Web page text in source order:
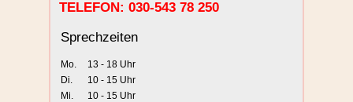
TELEFON: 030-543 78 250
Sprechzeiten
Mo.
Di.
Mi.
13 - 18 Uhr
10 - 15 Uhr
10 - 15 Uhr